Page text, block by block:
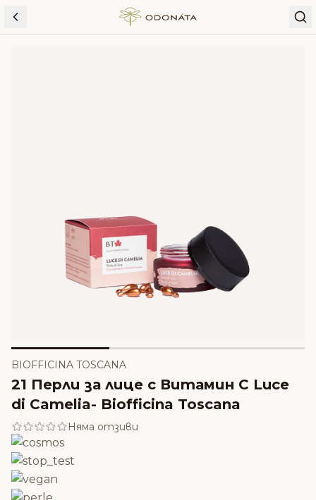
Skip to content
BIOFFICINA TOSCANA
21 Перли за лице с Витамин С Luce
di Camelia- Biofficina Toscana
Няма отзиви